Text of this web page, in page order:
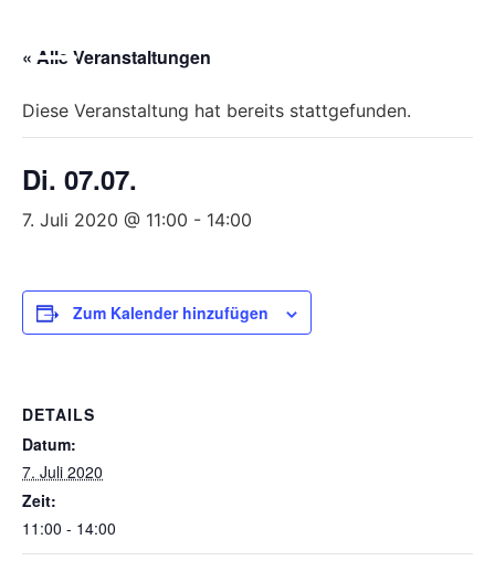
Sie,
diese
ein
verwendet.
« Alle Veranstaltungen
Diese Veranstaltung hat bereits stattgefunden.
Di. 07.07.
7. Juli 2020 @ 11:00 - 14:00
Zum Kalender hinzufügen
DETAILS
Datum:
7. Juli 2020
Zeit:
11:00 - 14:00